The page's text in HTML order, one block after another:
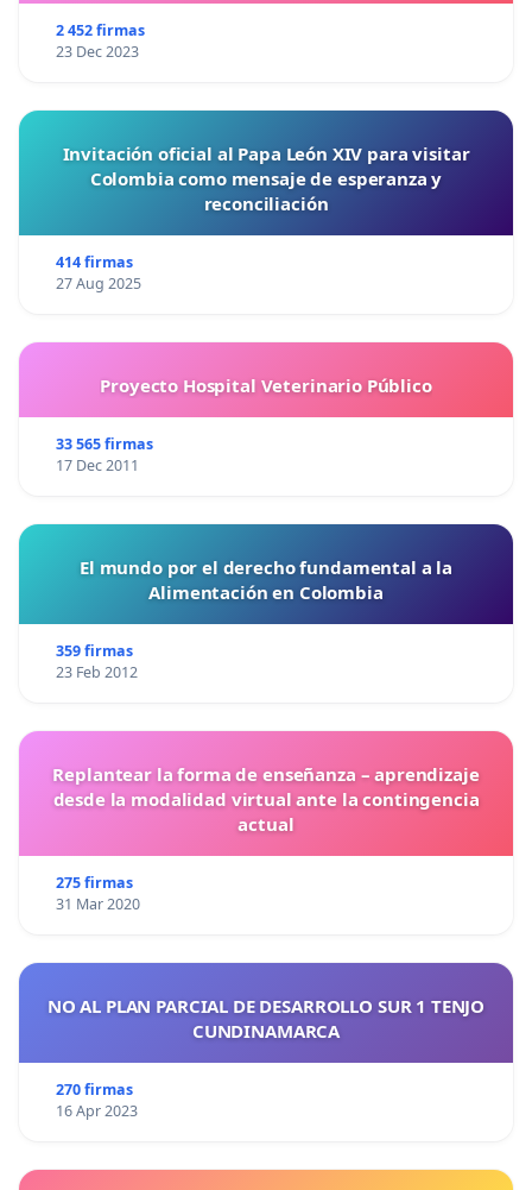
2 452 firmas
23 Dec 2023
Invitación oficial al Papa León XIV para visitar
Colombia como mensaje de esperanza y
reconciliación
414 firmas
27 Aug 2025
Proyecto Hospital Veterinario Público
33 565 firmas
17 Dec 2011
El mundo por el derecho fundamental a la
Alimentación en Colombia
359 firmas
23 Feb 2012
Replantear la forma de enseñanza – aprendizaje
desde la modalidad virtual ante la contingencia
actual
275 firmas
31 Mar 2020
NO AL PLAN PARCIAL DE DESARROLLO SUR 1 TENJO
CUNDINAMARCA
270 firmas
16 Apr 2023